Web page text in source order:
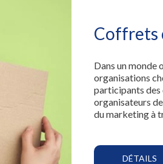
Coffrets
Dans un monde
organisations
participants des
organisateurs
du marketing à
DÉTAILS